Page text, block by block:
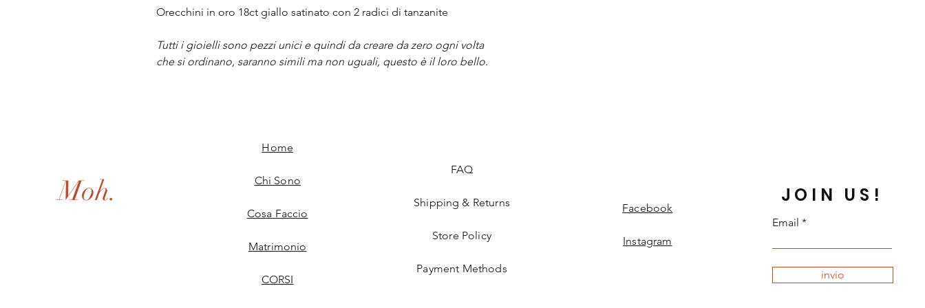
Orecchini in oro 18ct giallo satinato con 2 radici di tanzanite
Tutti i gioielli sono pezzi unici e quindi da creare da zero ogni volta
che si ordinano, saranno simili ma non uguali, questo è il loro bello.
Moh.
Home
Chi Sono
Cosa Faccio
Matrimonio
CORSI
FAQ
Shipping & Returns
Store Policy
Payment Methods
Facebook
Instagram
JOIN US!
Email
invio